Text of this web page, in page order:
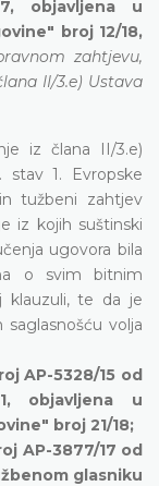
objavljena u
broj 12/18,
zahtjevu,
II/3.e) Ustava
iz člana II/3.e)
1. Evropske
tužbeni zahtjev
iz kojih suštinski
ugovora bila
o svim bitnim
klauzuli, te da je
volja
AP-5328/15 od
objavljena u
broj 21/18;
AP-3877/17 od
glasniku